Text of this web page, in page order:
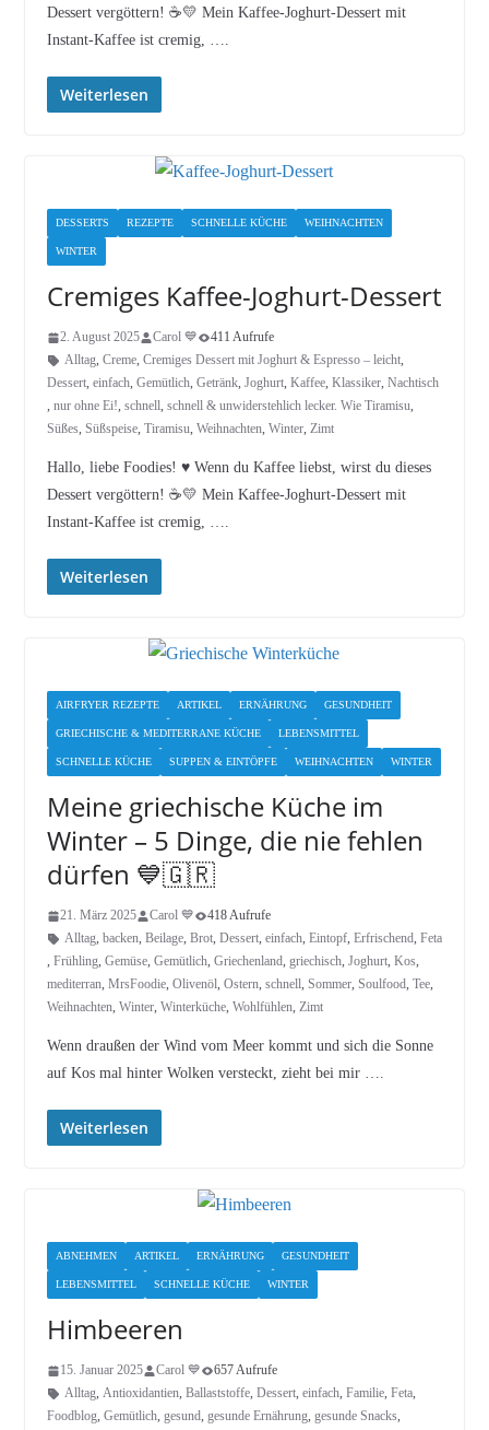
Dessert vergöttern! ☕💛 Mein Kaffee-Joghurt-Dessert mit
Instant-Kaffee ist cremig, ….
Weiterlesen
DESSERTS REZEPTE SCHNELLE KÜCHE WEIHNACHTEN
WINTER
Cremiges Kaffee-Joghurt-Dessert
2. August 2025 Carol 💙
411 Aufrufe
Alltag, Creme, Cremiges Dessert mit Joghurt & Espresso – leicht,
Dessert, einfach, Gemütlich, Getränk, Joghurt, Kaffee, Klassiker, Nachtisch
, nur ohne Ei!, schnell, schnell & unwiderstehlich lecker. Wie Tiramisu,
Süßes, Süßspeise, Tiramisu, Weihnachten, Winter, Zimt
Hallo, liebe Foodies! ♥︎ Wenn du Kaffee liebst, wirst du dieses
Dessert vergöttern! ☕💛 Mein Kaffee-Joghurt-Dessert mit
Instant-Kaffee ist cremig, ….
Weiterlesen
AIRFRYER REZEPTE ARTIKEL ERNÄHRUNG GESUNDHEIT
GRIECHISCHE & MEDITERRANE KÜCHE LEBENSMITTEL
SCHNELLE KÜCHE SUPPEN & EINTÖPFE WEIHNACHTEN WINTER
Meine griechische Küche im
Winter – 5 Dinge, die nie fehlen
dürfen 💙🇬🇷
21. März 2025 Carol 💙
418 Aufrufe
Alltag, backen, Beilage, Brot, Dessert, einfach, Eintopf, Erfrischend, Feta
, Frühling, Gemüse, Gemütlich, Griechenland, griechisch, Joghurt, Kos,
mediterran, MrsFoodie, Olivenöl, Ostern, schnell, Sommer, Soulfood, Tee,
Weihnachten, Winter, Winterküche, Wohlfühlen, Zimt
Wenn draußen der Wind vom Meer kommt und sich die Sonne
auf Kos mal hinter Wolken versteckt, zieht bei mir ….
Weiterlesen
ABNEHMEN ARTIKEL ERNÄHRUNG GESUNDHEIT
LEBENSMITTEL SCHNELLE KÜCHE WINTER
Himbeeren
15. Januar 2025 Carol 💙
657 Aufrufe
Alltag, Antioxidantien, Ballaststoffe, Dessert, einfach, Familie, Feta,
Foodblog, Gemütlich, gesund, gesunde Ernährung, gesunde Snacks,